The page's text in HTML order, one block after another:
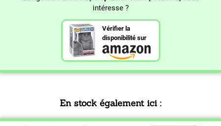
intéresse ?
Vérifier la
disponibilité sur
En stock également ici :